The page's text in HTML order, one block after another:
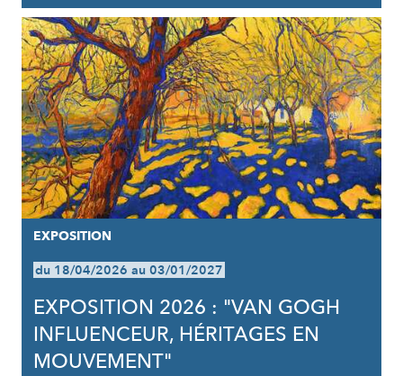
EXPOSITION
du 18/04/2026 au 03/01/2027
EXPOSITION 2026 : "VAN GOGH
INFLUENCEUR, HÉRITAGES EN
MOUVEMENT"